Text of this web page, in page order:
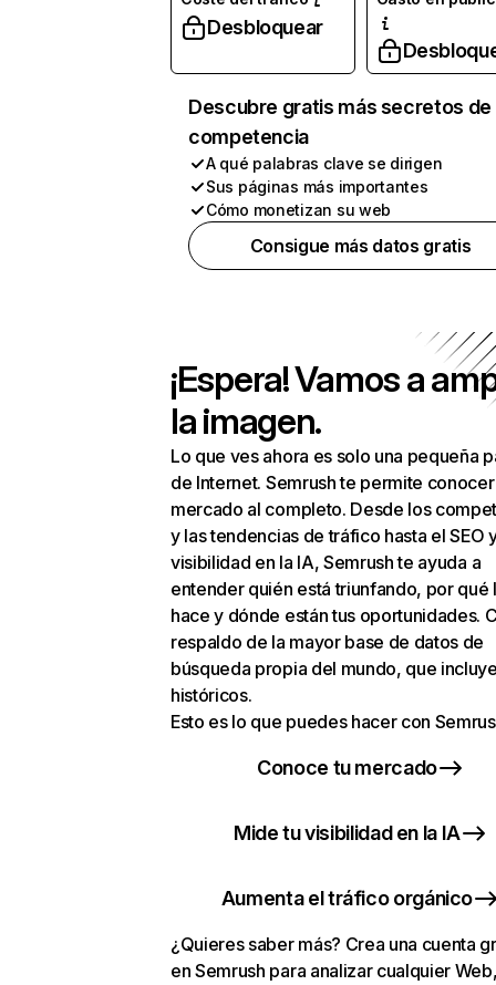
Desbloquear
Descubre gratis más secretos de
competencia
A qué palabras clave se dirigen
Sus páginas más importantes
Cómo monetizan su web
Consigue más datos gratis
¡Espera! Vamos a
la imagen.
Lo que ves ahora es solo una pequeña
de Internet. Semrush te permite
mercado al completo. Desde los
y las tendencias de tráfico hasta el SEO
visibilidad en la IA, Semrush te ayuda a
entender quién está triunfando, por qué
hace y dónde están tus oportunidades.
respaldo de la mayor base de datos de
búsqueda propia del mundo, que
históricos.
Esto es lo que puedes hacer con
Conoce tu mercado
Mide tu visibilidad en la IA
Aumenta el tráfico orgánico
¿Quieres saber más? Crea una cuenta
en Semrush para analizar cualquier